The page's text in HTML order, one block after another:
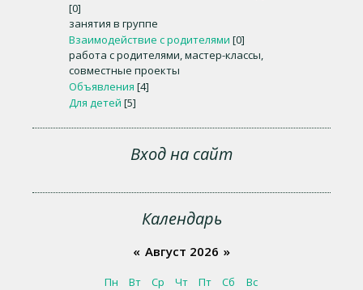
[0]
занятия в группе
Взаимодействие с родителями [0]
работа с родителями, мастер-классы,
совместные проекты
Объявления [4]
Для детей [5]
Вход на сайт
Календарь
« Август 2026 »
Пн Вт Ср Чт Пт Сб
Вс